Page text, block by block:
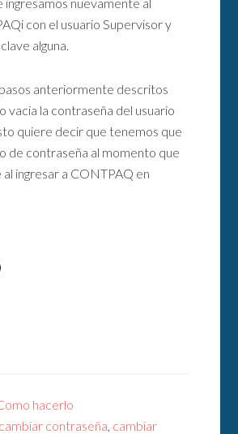
con el usuario Supervisor y
alguna.
anteriormente descritos
vacia la contraseña del usuario
quiere decir que tenemos que
de contraseña al momento que
al ingresar a CONTPAQ en
hacerlo
cambiar contraseña, cambiar